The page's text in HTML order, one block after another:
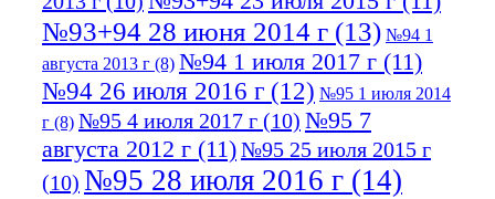
№93+94 28 июня 2014 г (13) №94 1
августа 2013 г (8) №94 1 июля 2017 г (11)
№94 26 июля 2016 г (12) №95 1 июля 2014
г (8) №95 4 июля 2017 г (10) №95 7
августа 2012 г (11)№95 25 июля 2015 г
(10) №95 28 июля 2016 г (14)